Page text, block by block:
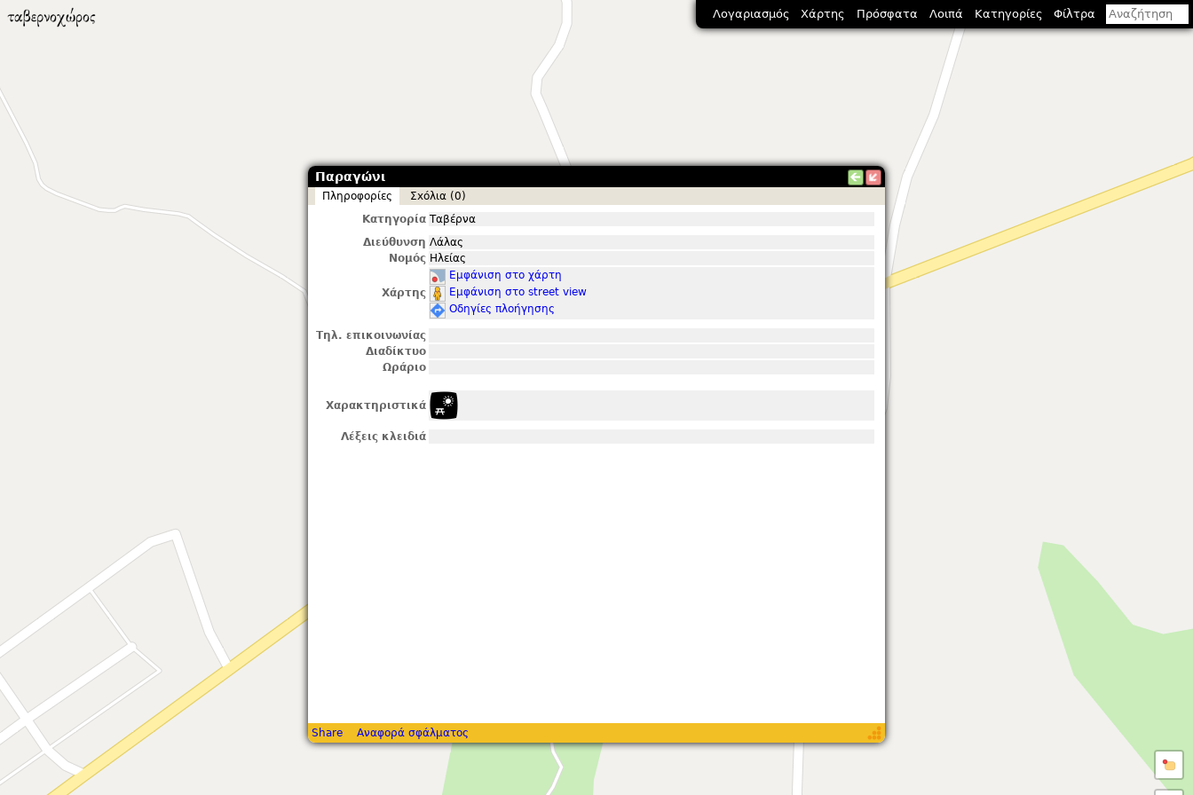
Παραγώνι
Πληροφορίες
Σxόλια (0)
Κατηγορία Ταβέρνα
Διεύθυνση Λάλας
Νομός Ηλείας
Χάρτης
Εμφάνιση στο χάρτη
Εμφάνιση στο street view
Οδηγίες πλοήγησης
Τηλ. επικοινωνίας
Διαδίκτυο
Ωράριο
Χαρακτηριστικά
Λέξεις κλειδιά
Share Αναφορά σφάλματος
Λογαριασμός Χάρτης Πρόσφατα Λοιπά Κατηγορίες Φίλτρα